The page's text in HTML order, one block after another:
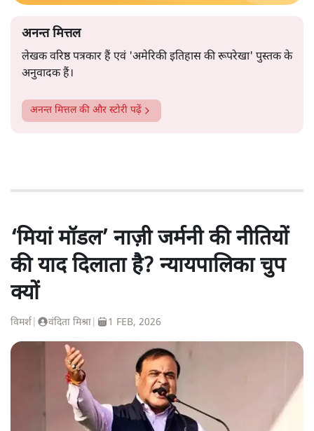
अनन्त मित्तल
लेखक वरिष्ठ पत्रकार हैं एवं 'अमेरिकी इतिहास की रूपरेखा' पुस्तक के
अनुवादक हैं।
अनन्त मित्तलकी और स्टोरी पढ़ें
‘मियां मॉडल’ नाज़ी जर्मनी की नीतियों
की याद दिलाता है? न्यायपालिका चुप
क्यों
विमर्श वंदिता मिश्रा 1 FEB, 2026